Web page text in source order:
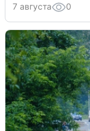
7 августа 0